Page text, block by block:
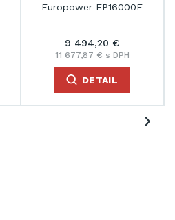
Europower EP16000E
9 494,20 €
11 677,87 € s DPH
DETAIL